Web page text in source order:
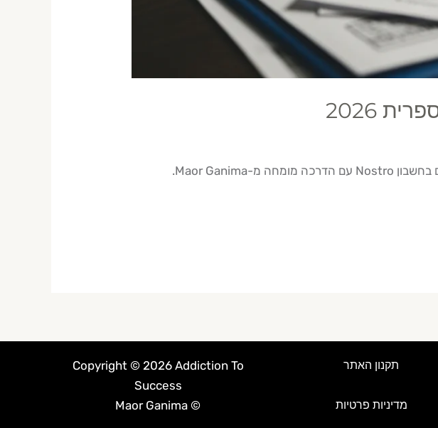
תקנון האתר
מדיניות פרטיות
Copyright © 2026 Addiction To
Success
© Maor Ganima